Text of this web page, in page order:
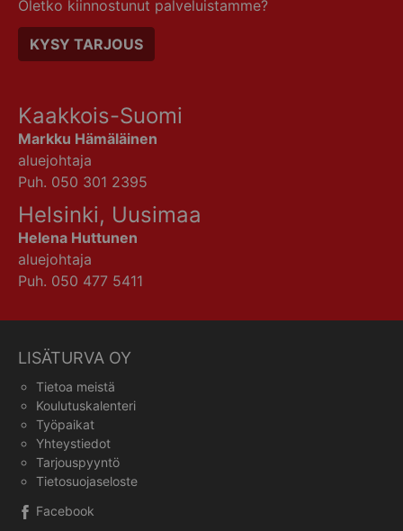
Oletko kiinnostunut palveluistamme?
KYSY TARJOUS
Kaakkois-Suomi
Markku Hämäläinen
aluejohtaja
Puh. 050 301 2395
Helsinki, Uusimaa
Helena Huttunen
aluejohtaja
Puh. 050 477 5411
LISÄTURVA OY
Tietoa meistä
Koulutuskalenteri
Työpaikat
Yhteystiedot
Tarjouspyyntö
Tietosuojaseloste
Facebook